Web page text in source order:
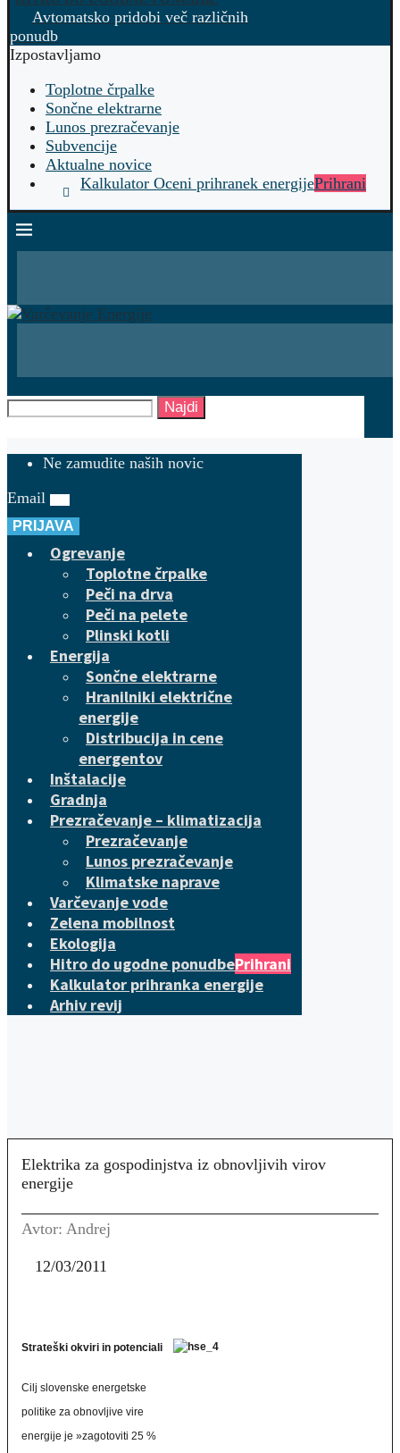
Avtomatsko pridobi več različnih
ponudb
Izpostavljamo
Toplotne črpalke
Sončne elektrarne
Lunos prezračevanje
Subvencije
Aktualne novice
Kalkulator Oceni prihranek energijePrihrani
Najdi
Ne zamudite naših novic
Email
PRIJAVA
Ogrevanje
Toplotne črpalke
Peči na drva
Peči na pelete
Plinski kotli
Energija
Sončne elektrarne
Hranilniki električne
energije
Distribucija in cene
energentov
Inštalacije
Gradnja
Prezračevanje – klimatizacija
Prezračevanje
Lunos prezračevanje
Klimatske naprave
Varčevanje vode
Zelena mobilnost
Ekologija
Hitro do ugodne ponudbePrihrani
Kalkulator prihranka energije
Arhiv revij
Elektrika za gospodinjstva iz obnovljivih virov
energije
Avtor: Andrej
12/03/2011
Strateški okviri in potenciali
Cilj slovenske energetske
politike za obnovljive vire
energije je »zagotoviti 25 %